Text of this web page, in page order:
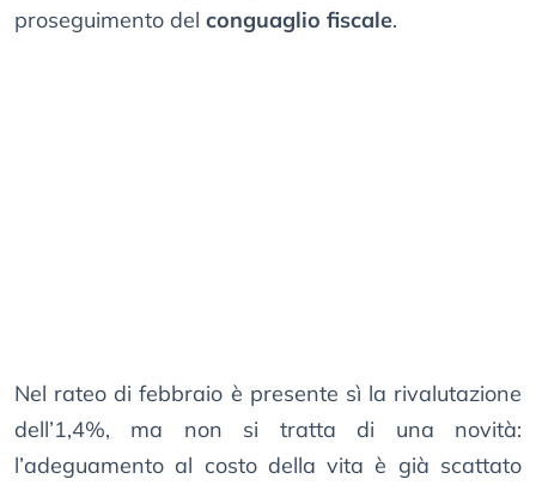
proseguimento del conguaglio fiscale.
Nel rateo di febbraio è presente sì la rivalutazione
dell’1,4%, ma non si tratta di una novità:
l’adeguamento al costo della vita è già scattato